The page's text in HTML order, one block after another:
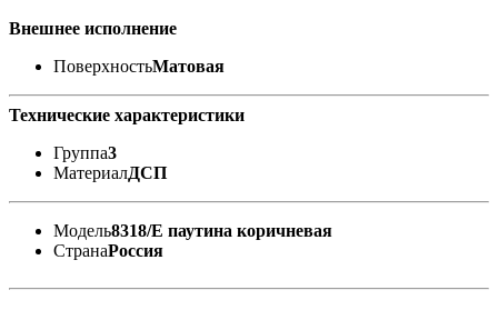
Внешнее исполнение
ПоверхностьМатовая
Технические характеристики
Группа3
МатериалДСП
Модель8318/Е паутина коричневая
СтранаРоссия